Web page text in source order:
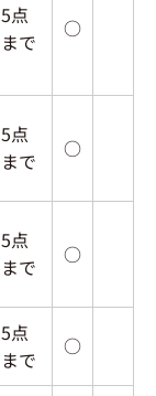
5点
まで
○
5点
まで
○
5点
まで
○
5点
まで
○